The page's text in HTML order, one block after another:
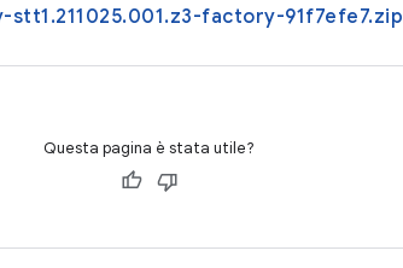
stt1.211025.001.z3-factory-91f7efe7.zip
Questa pagina è stata utile?